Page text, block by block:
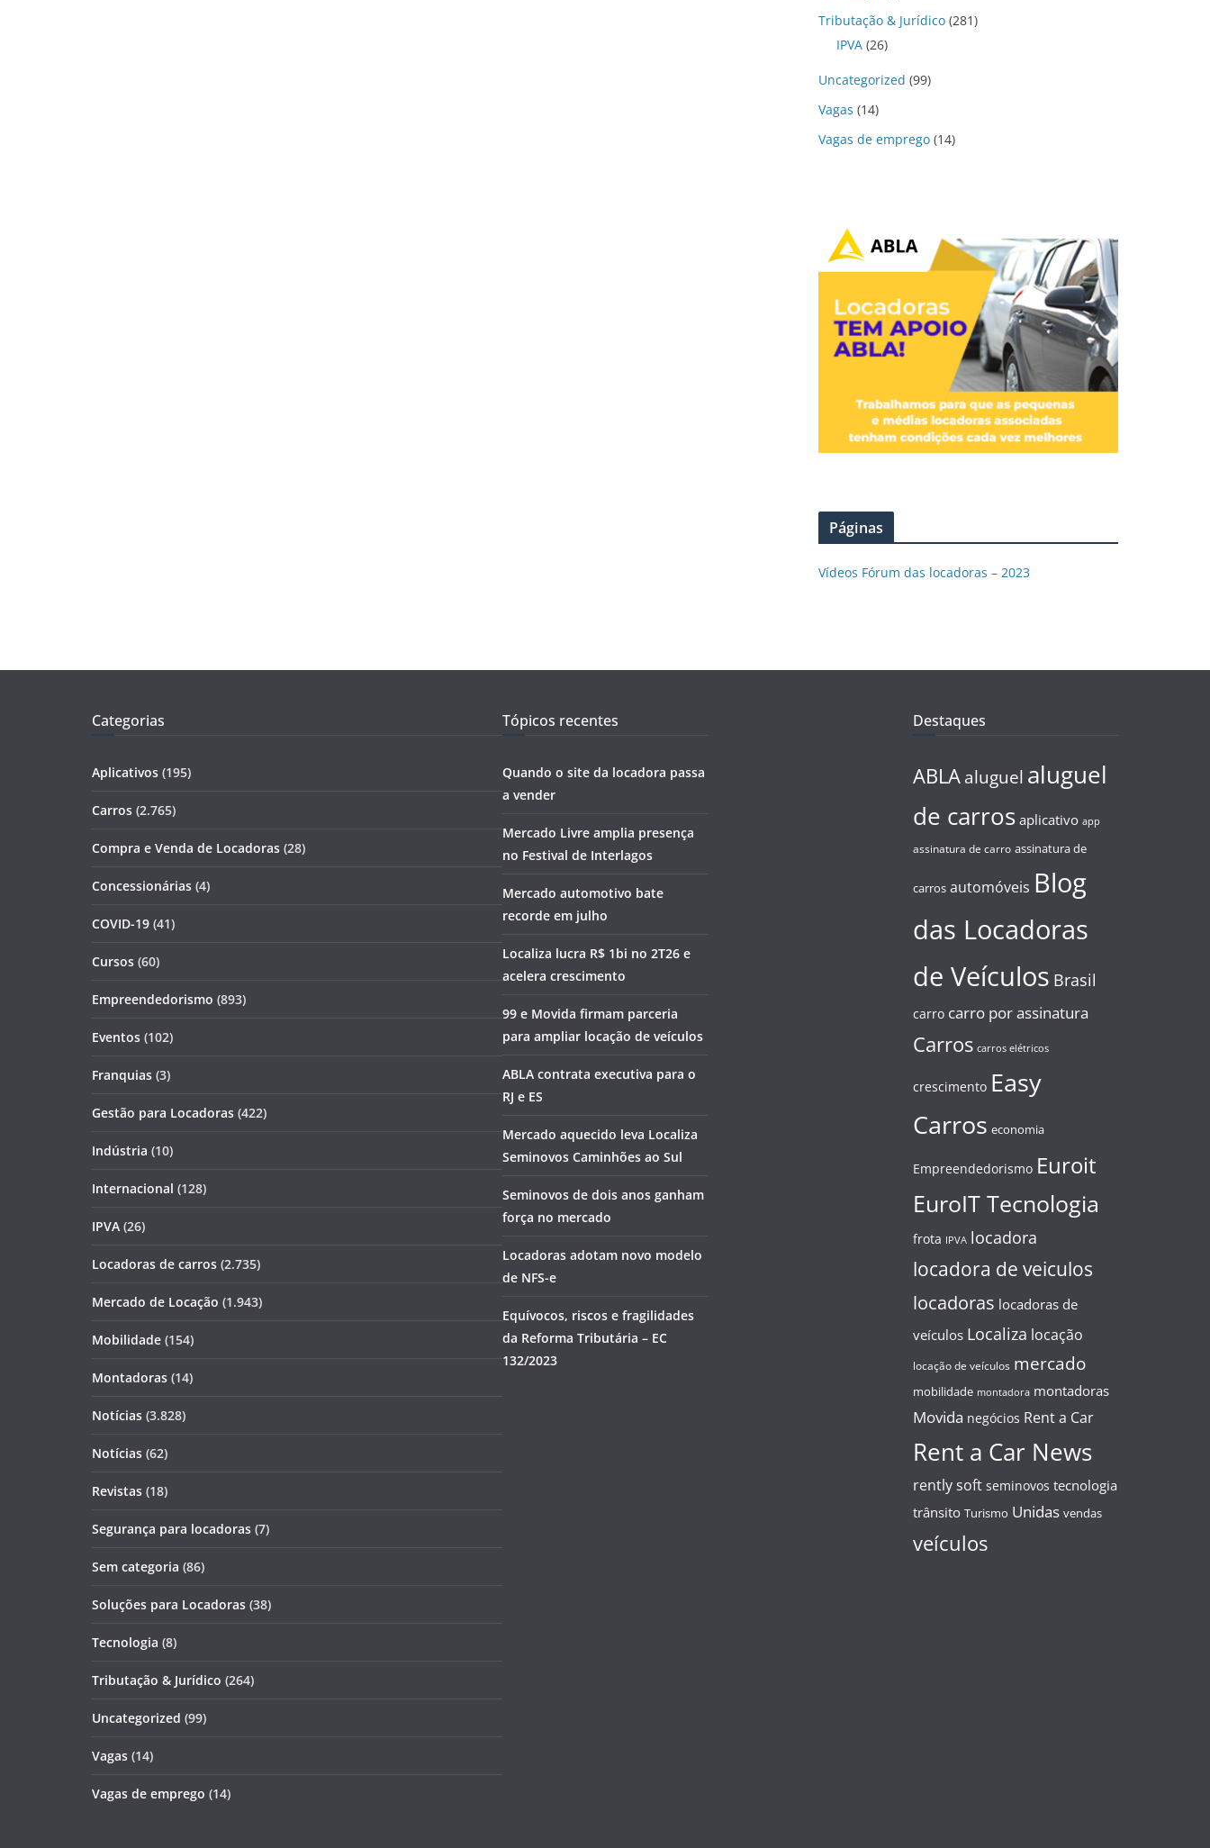
Tributação & Jurídico (281)
IPVA (26)
Uncategorized (99)
Vagas (14)
Vagas de emprego (14)
Páginas
Vídeos Fórum das locadoras – 2023
Categorias
Aplicativos (195)
Carros (2.765)
Compra e Venda de Locadoras (28)
Concessionárias (4)
COVID-19 (41)
Cursos (60)
Empreendedorismo (893)
Eventos (102)
Franquias (3)
Gestão para Locadoras (422)
Indústria (10)
Internacional (128)
IPVA (26)
Locadoras de carros (2.735)
Mercado de Locação (1.943)
Mobilidade (154)
Montadoras (14)
Notícias (3.828)
Notícias (62)
Revistas (18)
Segurança para locadoras (7)
Sem categoria (86)
Soluções para Locadoras (38)
Tecnologia (8)
Tributação & Jurídico (264)
Uncategorized (99)
Vagas (14)
Vagas de emprego (14)
Tópicos recentes
Quando o site da locadora passa
a vender
Mercado Livre amplia presença
no Festival de Interlagos
Mercado automotivo bate
recorde em julho
Localiza lucra R$ 1bi no 2T26 e
acelera crescimento
99 e Movida firmam parceria
para ampliar locação de veículos
ABLA contrata executiva para o
RJ e ES
Mercado aquecido leva Localiza
Seminovos Caminhões ao Sul
Seminovos de dois anos ganham
força no mercado
Locadoras adotam novo modelo
de NFS-e
Equívocos, riscos e fragilidades
da Reforma Tributária – EC
132/2023
Destaques
ABLA aluguel aluguel
de carros aplicativo app
assinatura de carro assinatura de
carros automóveis Blog
das Locadoras
de Veículos Brasil
carro carro por assinatura
Carros carros elétricos
crescimento Easy
Carros economia
Empreendedorismo Euroit
EuroIT Tecnologia
frota IPVA locadora
locadora de veiculos
locadoras locadoras de
veículos Localiza locação
locação de veículos mercado
mobilidade montadora montadoras
Movida negócios Rent a Car
Rent a Car News
rently soft seminovos tecnologia
trânsito Turismo Unidas vendas
veículos